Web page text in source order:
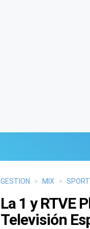
GESTION > MIX >
La 1 y RTVE
Televisión